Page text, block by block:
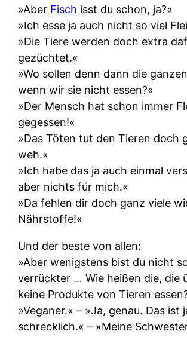
»Aber Fisch isst du schon, ja?«
»Ich esse ja auch nicht so viel
»Die Tiere werden doch extra
gezüchtet.«
»Wo sollen denn dann die
wenn wir sie nicht essen?«
»Der Mensch hat schon immer
gegessen!«
»Das Töten tut den Tieren doch
weh.«
»Ich habe das ja auch einmal
aber nichts für mich.«
»Da fehlen dir doch ganz viele
Nährstoffe!«
Und der beste von allen:
»Aber wenigstens bist du nicht
verrückter … Wie heißen die, die
keine Produkte von Tieren
»Veganer.« – »Ja, genau. Das ist
schrecklich.« – »Meine